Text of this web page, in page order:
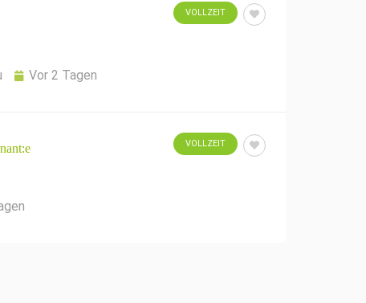
Vor 2 Tagen
VOLLZEIT
VOLLZEIT